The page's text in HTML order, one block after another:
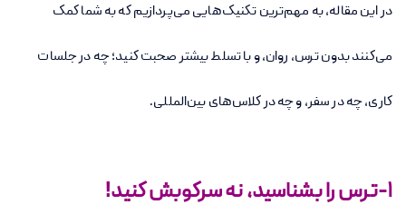
در این مقاله، به مهم‌ترین تکنیک‌هایی می‌پردازیم که به شما کمک
می‌کنند بدون ترس، روان، و با تسلط بیشتر صحبت کنید؛ چه در جلسات
کاری، چه در سفر، و چه در کلاس‌های بین‌المللی.
1-ترس را بشناسید، نه سرکوبش کنید!